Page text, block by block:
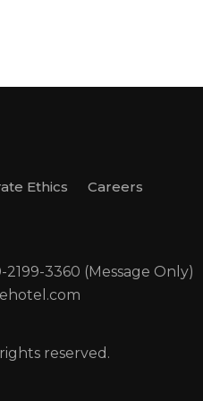
Ethics
Careers
3360 (Message Only)
reserved.